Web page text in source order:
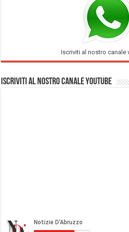
Iscriviti al nostro canale
Iscriviti al nostro Canale Youtube